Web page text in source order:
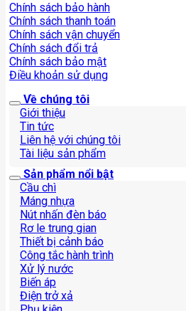
Chính sách bảo hành
Chính sách thanh toán
Chính sách vận chuyển
Chính sách đổi trả
Chính sách bảo mật
Điều khoản sử dụng
Về chúng tôi
Giới thiệu
Tin tức
Liên hệ với chúng tôi
Tài liệu sản phẩm
Sản phẩm nổi bật
Cầu chì
Máng nhựa
Nút nhấn đèn báo
Rơ le trung gian
Thiết bị cảnh báo
Công tắc hành trình
Xử lý nước
Biến áp
Điện trở xả